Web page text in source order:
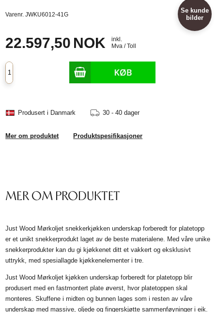
Varenr.JWKU6012-41G
22.597,50 NOK
inkl.
Mva / Toll
Se kunde
bilder
Produsert i Danmark 30 - 40 dager
Mer om produktet Produktspesifikasjoner
MER OM PRODUKTET
Just Wood Mørkoljet snekkerkjøkken underskap forberedt for platetopp
er et unikt snekkerprodukt laget av de beste materialene. Med våre unike
snekkerprodukter kan du gi kjøkkenet ditt et vakkert og eksklusivt
uttrykk, med spesiallagde kjøkkenelementer i tre.
Just Wood Mørkoljet kjøkken underskap forberedt for platetopp blir
produsert med en fastmontert plate øverst, hvor platetoppen skal
monteres. Skuffene i midten og bunnen lages som i resten av våre
underskap med massive, oljede og fingerskjøtte sammenføyninger i eik.